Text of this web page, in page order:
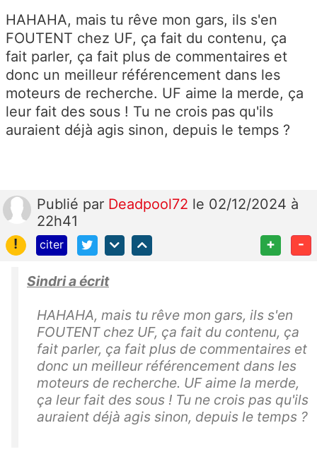
HAHAHA, mais tu rêve mon gars, ils s'en
FOUTENT chez UF, ça fait du contenu, ça
fait parler, ça fait plus de commentaires et
donc un meilleur référencement dans les
moteurs de recherche. UF aime la merde, ça
leur fait des sous ! Tu ne crois pas qu'ils
auraient déjà agis sinon, depuis le temps ?
Publié par Deadpool72 le 02/12/2024 à
22h41
!
citer + -
Sindri a écrit
HAHAHA, mais tu rêve mon gars, ils s'en
FOUTENT chez UF, ça fait du contenu, ça
fait parler, ça fait plus de commentaires et
donc un meilleur référencement dans les
moteurs de recherche. UF aime la merde,
ça leur fait des sous ! Tu ne crois pas qu'ils
auraient déjà agis sinon, depuis le temps ?